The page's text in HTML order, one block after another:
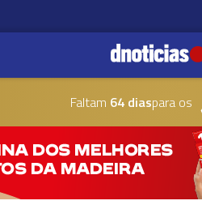
Faltam 64 diaspara os